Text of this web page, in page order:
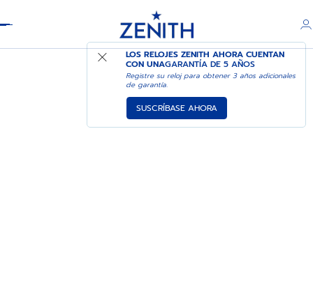
LOS RELOJES ZENITH AHORA CUENTAN
CON UNAGARANTÍA DE 5 AÑOS
Registre su reloj para obtener 3 años adicionales
de garantía.
SUSCRÍBASE AHORA